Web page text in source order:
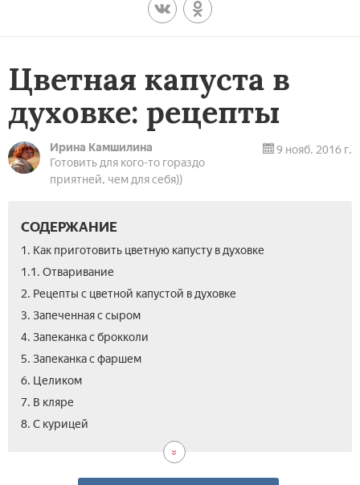
Цветная капуста в
духовке: рецепты
Ирина Камшилина
Готовить для кого-то гораздо
приятней, чем для себя))
9 нояб. 2016 г.
СОДЕРЖАНИЕ
1. Как приготовить цветную капусту в духовке
1.1. Отваривание
2. Рецепты с цветной капустой в духовке
3. Запеченная с сыром
4. Запеканка с брокколи
5. Запеканка с фаршем
6. Целиком
7. В кляре
8. С курицей­